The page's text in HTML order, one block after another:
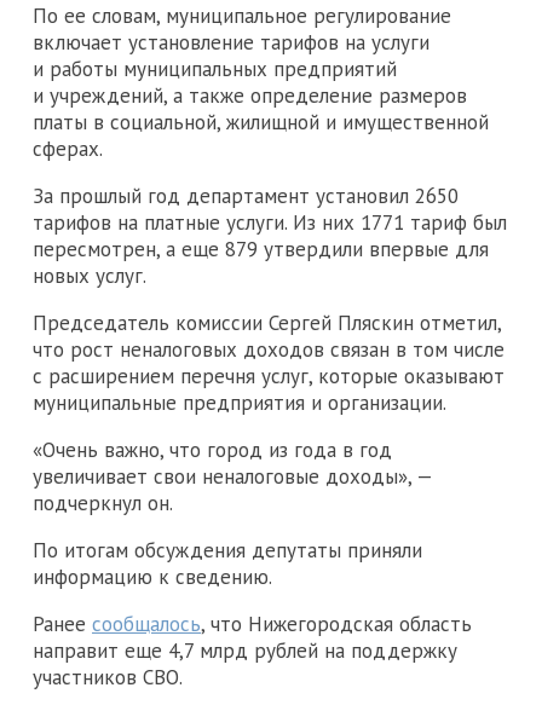
По ее словам, муниципальное регулирование
включает установление тарифов на услуги
и работы муниципальных предприятий
и учреждений, а также определение размеров
платы в социальной, жилищной и имущественной
сферах.
За прошлый год департамент установил 2650
тарифов на платные услуги. Из них 1771 тариф был
пересмотрен, а еще 879 утвердили впервые для
новых услуг.
Председатель комиссии Сергей Пляскин отметил,
что рост неналоговых доходов связан в том числе
с расширением перечня услуг, которые оказывают
муниципальные предприятия и организации.
«Очень важно, что город из года в год
увеличивает свои неналоговые доходы», —
подчеркнул он.
По итогам обсуждения депутаты приняли
информацию к сведению.
Ранее сообщалось, что Нижегородская область
направит еще 4,7 млрд рублей на поддержку
участников СВО.